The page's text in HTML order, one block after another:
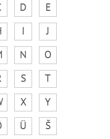
D
E
I
J
N
O
S
T
X
Y
Ü Š